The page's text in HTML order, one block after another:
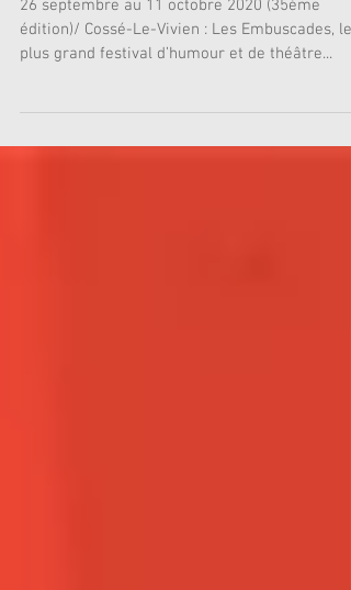
Les Embuscades
26 septembre au 11 octobre 2020 (35ème
plus grand festival d’humour et de théâtre...